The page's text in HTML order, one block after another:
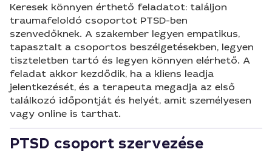
Keresek könnyen érthető feladatot: találjon
traumafeloldó csoportot PTSD-ben
szenvedőknek. A szakember legyen empatikus,
tapasztalt a csoportos beszélgetésekben, legyen
tiszteletben tartó és legyen könnyen elérhető. A
feladat akkor kezdődik, ha a kliens leadja
jelentkezését, és a terapeuta megadja az első
találkozó időpontját és helyét, amit személyesen
vagy online is tarthat.
PTSD csoport szervezése